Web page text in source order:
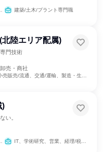
建築/土木/プラント専門職
陸エリア配属)
門技術
売・商社
売販売/流通、交通/運輸、製造・生産工程
)
い。
IT、学術研究、営業、経理/税務/財務、人事、総務、マーケティング・広告・宣伝